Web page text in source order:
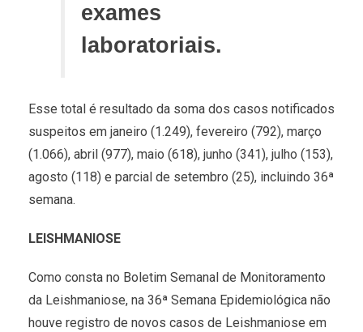
exames
laboratoriais.
Esse total é resultado da soma dos casos notificados
suspeitos em janeiro (1.249), fevereiro (792), março
(1.066), abril (977), maio (618), junho (341), julho (153),
agosto (118) e parcial de setembro (25), incluindo 36ª
semana.
LEISHMANIOSE
Como consta no Boletim Semanal de Monitoramento
da Leishmaniose, na 36ª Semana Epidemiológica não
houve registro de novos casos de Leishmaniose em